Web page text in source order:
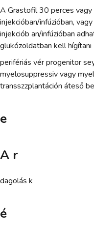
A Grastofil 30 perces
injekcióban/infúzióban,
injekciób an/infúzióban
glükózoldatban kell
perifériás vér progenitor
myelosuppressiv vagy
transszzplantáción áteső
e
A r
dagolás k
é